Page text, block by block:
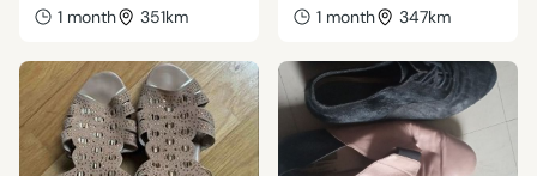
1 month 351km 1 month 347km